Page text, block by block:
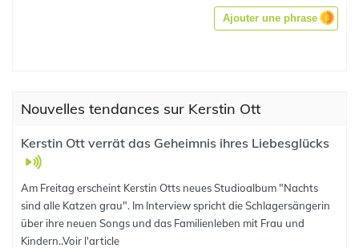
Ajouter une phrase
Nouvelles tendances sur Kerstin Ott
Kerstin Ott verrät das Geheimnis ihres Liebesglücks
Am Freitag erscheint Kerstin Otts neues Studioalbum "Nachts
sind alle Katzen grau". Im Interview spricht die Schlagersängerin
über ihre neuen Songs und das Familienleben mit Frau und
Kindern..Voir l'article